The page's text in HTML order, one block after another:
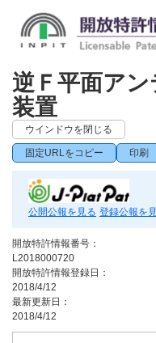
逆Ｆ平面ア
装置
ウインドウを閉じる
固定URLをコピー 印刷
公開公報を見る 登録公報を
開放特許情報番号：
L2018000720
開放特許情報登録日：
2018/4/12
最新更新日：
2018/4/12